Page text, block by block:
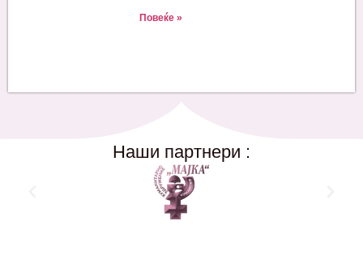
Повеќе »
Наши партнери :